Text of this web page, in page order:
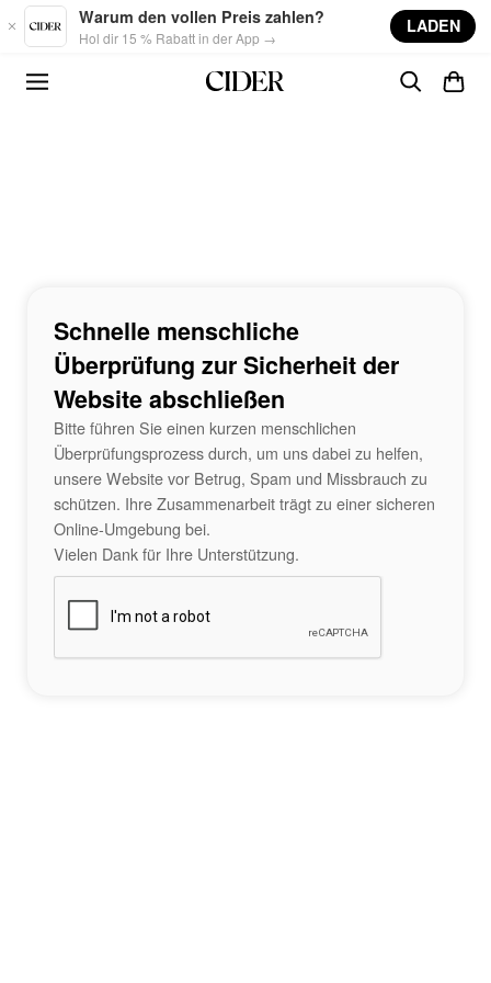
Skip to main content
Warum den vollen Preis zahlen?
Hol dir 15 % Rabatt in der App →
LADEN
Schnelle menschliche
Überprüfung zur Sicherheit der
Website abschließen
Bitte führen Sie einen kurzen menschlichen
Überprüfungsprozess durch, um uns dabei zu helfen,
unsere Website vor Betrug, Spam und Missbrauch zu
schützen. Ihre Zusammenarbeit trägt zu einer sicheren
Online-Umgebung bei.
Vielen Dank für Ihre Unterstützung.